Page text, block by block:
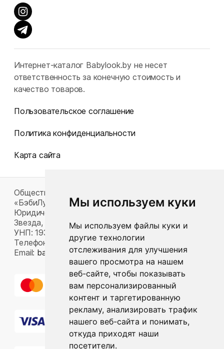
Мы используем куки
Мы используем файлы куки и
другие технологии
отслеживания для улучшения
вашего просмотра на нашем
веб-сайте, чтобы показывать
вам персонализированный
контент и таргетированную
рекламу, анализировать трафик
нашего веб-сайта и понимать,
откуда приходят наши
посетители.
Интернет-каталог Babylook.by не несет
ответственность за конечную стоимость и
качество товаров.
Пользовательское соглашение
Политика конфиденциальности
Карта сайта
Общество с ограниченной ответственностью
«БэбиЛук»
Юридический адрес: 220117, г. Минск, пр-т Газеты
Звезда, д. 16, пом. 52
УНП: 193815124
Телефон:
+375 33 392 66 63
Email: babylook.gm@gmail.com .